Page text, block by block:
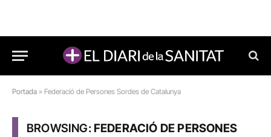
Portada » Federació de Persones Sordes de Catalunya
BROWSING:FEDERACIÓ DE PERSONES